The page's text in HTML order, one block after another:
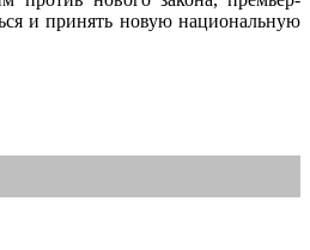
и принять новую национальную